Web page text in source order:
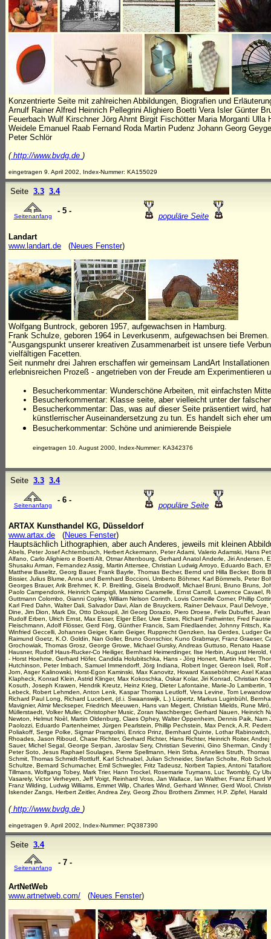
Konzentrierte Seite mit zahlreichen Abbildungen, Biografien und
Arnulf Rainer Alfred Heinrich Pellegrini Alighiero Boetti Vera Isler Günter
Feuerbach Wulf Kirschner Jörg Ahrnt Birgit Fischötter Maria Morganti
Weidele Emanuel Raab Fernand Roda Martin Pudenz Johann Georg
Peter Schlör
(http://www.bvdg.de )
eingetragen 9. April 2002, Index-Nummer: KA155029
Seite 3.3 3.4
Seitenanfang
- 5 -
populäre Seite
Landart
www.landart.de (Neues Fenster)
Wolfgang Buntrock, geboren 1957, aufgewachsen in Hamburg.
Frank Schulze, geboren 1964 in Leverkusenm, aufgewachsen bei Bremen.
"Ausgangspunkt unserer kreativen Zusammenarbeit ist unsere tiefe
vielfältigen Facetten.
Seit nunmehr drei Jahren erschaffen wir gemeinsam LandArt
erlebnisreichen Prozeß - angetrieben von der Freude am Experimentieren
Besucherkommentar: Wunderschöne Arbeiten, mit einfachsten
Besucherkommentar: Klasse seite, aber vielleicht unter der
Besucherkommentar: Das, was auf dieser Seite präsentiert wird,
künstlerrischer Auseinandersetzung zu tun. Es handelt sich eher
Besucherkommentar: Schöne und animierende Beispiele
eingetragen 10. August 2000, Index-Nummer: KA342376
Seite 3.3 3.4
Seitenanfang
- 6 -
populäre Seite
ARTAX Kunsthandel KG, Düsseldorf
www.artax.de (Neues Fenster)
Hauptsächlich Lithographien, aber auch Anderes, jeweils mit kleinen
Abels, Peter Josef Achternbusch, Herbert Ackermann, Peter Adami, Valerio Adamski, Hans
Alfano, Carlo Alighiero e Boetti Alt, Otmar Altenbourg, Gerhard Anatol Anderle, Jiri Andersen,
Shusaku Arman, Fernandez Assig, Martin Attersee, Christian Ludwig Arroyo, Eduardo Bach,
Matthew Baselitz, Georg Bauer, Frank Bayrle, Thomas Becher, Bernd und Hilla Becker,
Bissier, Julius Blume, Anna und Bernhard Boccioni, Umberto Böhmer, Karl Bömmels, Peter
Georges Brauer, Arik Brehmer, K. P. Breitling, Gisela Brodwolf, Michael Bruni, Bruno Bruns,
Paolo Campendonk, Heinrich Campigli, Massimo Caramelle, Ernst Carroll, Lawrence Cavael,
Guttmann Colombo, Gianni Copley, William Nelson Corinth, Lovis Corneille Corner, Phillip
Karl Fred Dahn, Walter Dali, Salvador Davi, Alan de Bruyckers, Rainer Delvaux, Paul
Dine, Jim Dion, Mark Dix, Otto Dokoupil, Jiri Georg Dorazio, Piero Droese, Felix Dubuffet,
Rudolf Erben, Ulrich Ernst, Max Esser, Elger Eßer, Uwe Estes, Richard Fathwinter, Fred
Fleischmann, Adolf Flösser, Gerd Förg, Günther Francis, Sam Friedlaender, Johnny Fritsch,
Winfried Geccelli, Johannes Geiger, Karin Geiger, Rupprecht Genzken, Isa Gerdes, Ludger
Raimund Goetz, K.O. Goldin, Nan Goller, Bruno Gonschior, Kuno Grabmayr, Franz Graeser,
Grochowiak, Thomas Grosz, George Growe, Michael Gursky, Andreas Guttuso, Renato
Hausner, Rudolf Haus-Rucker-Co Heiliger, Bernhard Heimerdinger, Ilse Herbin, August
- Horst Hoehme, Gerhard Höfer, Candida Holubitschka, Hans - Jörg Honert, Martin Huber,
Hutchinson, Peter Imbach, Samuel Immendorff, Jörg Indiana, Robert Inger, Gereon Iseli,
Jorn, Asger Kalinowski, Horst-Egon Kaminski, Max Kanovitz, Howard Kasseböhmer, Axel
Klapheck, Konrad Klein, Astrid Klinger, Max Kokoschka, Oskar Kolar, Jiri Konrad, Christian
Kosuth, Joseph Krawen, Hendrik Kreutz, Heinz Krieg, Dieter Lafontaine, Marie-Jo
Lebeck, Robert Lehmden, Anton Lenk, Kaspar Thomas Leutloff, Vera Levine, Tom
Richard Paul Long, Richard Lucebert, (d.i. Swaanswijk, L.) Lüpertz, Markus Luginbühl,
Mavignier, Almir Meckseper, Friedrich Meeuwen, Hans van Megert, Christian Mields, Rune
Müllerstaedt, Volker Muller, Christopher Music, Zoran Naschberger, Gerhard Nauen, Heinrich
Newton, Helmut Noèl, Martin Oldenburg, Claes Ophey, Walter Oppenheim, Dennis Paik,
Paolozzi, Eduardo Partenheimer, Jürgen Pearlstein, Phillip Pechstein, Max Penck, A.R.
Poliakoff, Serge Polke, Sigmar Prampolini, Enrico Prinz, Bernhard Quinte, Lothar
Rhoades, Jason Riboud, Chase Richter, Gerhard Richter, Hans Richter, Heinrich Roiter,
Sauer, Michel Segal, George Serpan, Jaroslav Sery, Christian Severini, Gino Sherman,
Peter Soto, Jesus Raphael Soulages, Pierre Spellmann, Hein Strba, Annelies Struth,
Schmit, Thomas Schmidt-Rottluff, Karl Schnabel, Julian Schneider, Stefan Scholte, Rob
Schultze, Bernard Schumacher, Emil Schwegler, Fritz Tadeusz, Norbert Tapies, Antoni
Tillmans, Wolfgang Tobey, Mark Trier, Hann Trockel, Rosemarie Tuymans, Luc Twombly, Cy
Vasarely, Victor Verheyen, Jeff Voigt, Reinhard Voss, Jan Wallace, Ian Walther, Franz Erhard
Franz Wilding, Ludwig Williams, Emmet Wilp, Charles Wind, Gerhard Winner, Gerd Wool,
Iskender Zangs, Herbert Zeitler, Andrea Zey, Georg Zhou Brothers Zimmer, H.P. Zipfel, Harald
(http://www.bvdg.de )
eingetragen 9. April 2002, Index-Nummer: PQ387390
Seite 3.4
Seitenanfang
- 7 -
ArtNetWeb
www.artnetweb.com/ (Neues Fenster)